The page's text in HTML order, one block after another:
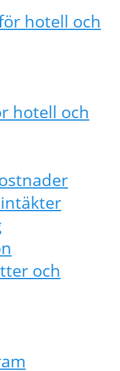
hotell och
hotell och
och